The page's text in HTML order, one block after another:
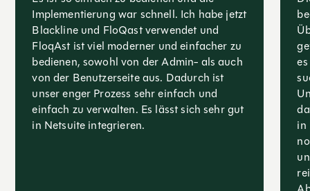
Implementierung war schnell. Ich habe jetzt
Blackline und FloQast verwendet und
FloqAst ist viel moderner und einfacher zu
bedienen, sowohl von der Admin- als auch
von der Benutzerseite aus. Dadurch ist
unser enger Prozess sehr einfach und
einfach zu verwalten. Es lässt sich sehr gut
in Netsuite integrieren.
in